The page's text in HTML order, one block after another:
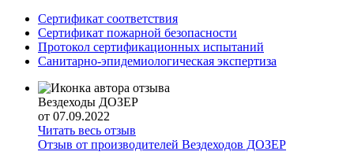
Сертификат соответствия
Сертификат пожарной безопасности
Протокол сертификационных испытаний
Санитарно-эпидемиологическая экспертиза
Вездеходы ДОЗЕР
от 07.09.2022
Читать весь отзыв
Отзыв от производителей Вездеходов ДОЗЕР